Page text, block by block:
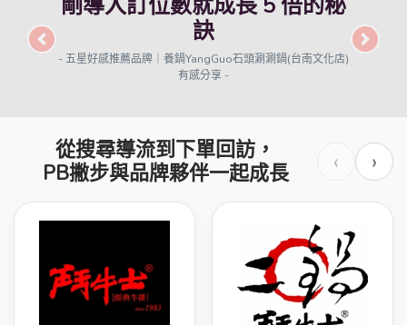
讓每一次的Google搜尋都能轉
換成訂位
- Google導客超有感｜御壽屋Yosuya 邱老闆實證分享 -
Previous Next
從搜尋導流到下單回訪，
PB撇步與品牌夥伴一起成長
‹ ›